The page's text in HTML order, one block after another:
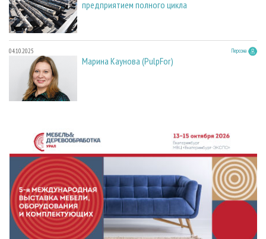
предприятием полного цикла
04.10.2025 Персона
Марина Каунова (PulpFor)